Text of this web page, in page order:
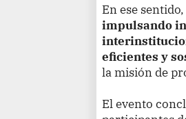
En ese
impulsando
eficientes y
la misión de
El evento